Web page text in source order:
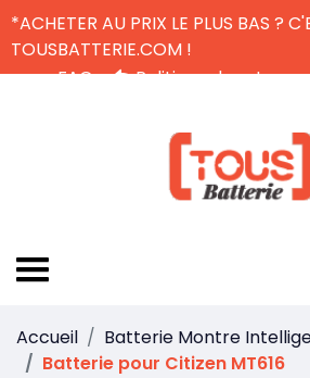
*ACHETER AU PRIX LE PLUS BAS ?
TOUSBATTERIE.COM !
FAQ
Politique de retour
Accueil Batterie Montre
Batterie pour Citizen MT616